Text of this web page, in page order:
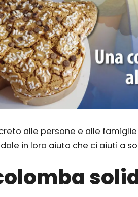
alle persone e alle
in loro aiuto che ci aiuti a